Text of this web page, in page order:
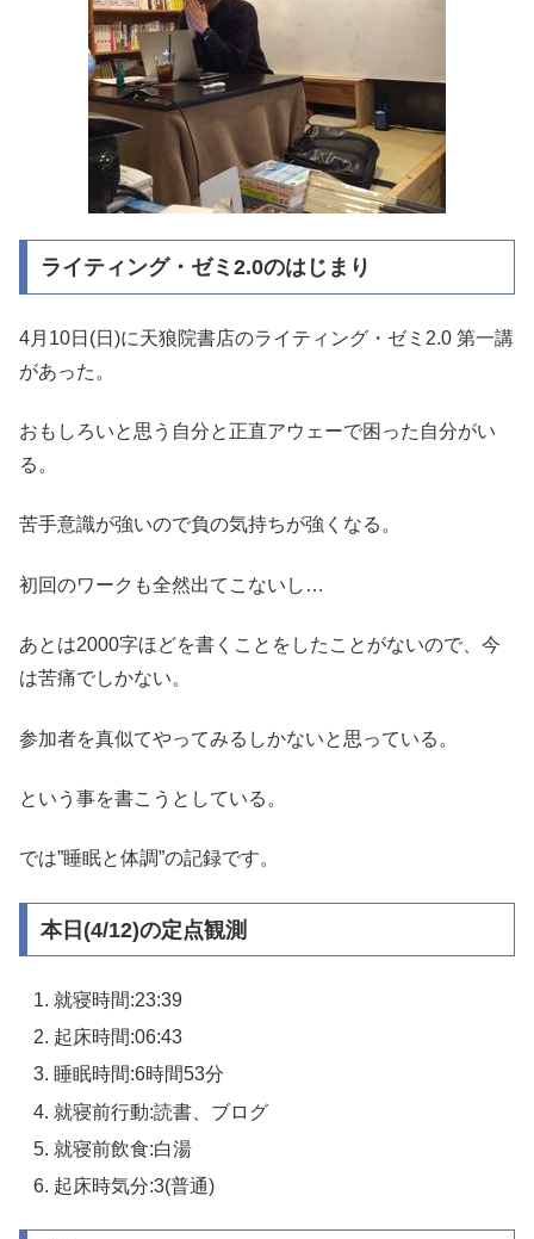
ライティング・ゼミ2.0のはじまり
4月10日(日)に天狼院書店のライティング・ゼミ2.0 第一講
があった。
おもしろいと思う自分と正直アウェーで困った自分がい
る。
苦手意識が強いので負の気持ちが強くなる。
初回のワークも全然出てこないし…
あとは2000字ほどを書くことをしたことがないので、今
は苦痛でしかない。
参加者を真似てやってみるしかないと思っている。
という事を書こうとしている。
では”睡眠と体調”の記録です。
本日(4/12)の定点観測
就寝時間:23:39
起床時間:06:43
睡眠時間:6時間53分
就寝前行動:読書、ブログ
就寝前飲食:白湯
起床時気分:3(普通)